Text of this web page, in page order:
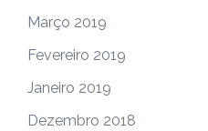
Março 2019
Fevereiro 2019
Janeiro 2019
Dezembro 2018